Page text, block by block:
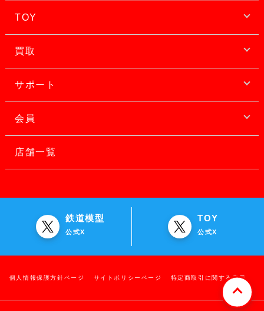
TOY
買取
サポート
会員
店舗一覧
鉄道模型
公式X
TOY
公式X
個人情報保護方針ページ サイトポリシーページ 特定商取引に関する表示